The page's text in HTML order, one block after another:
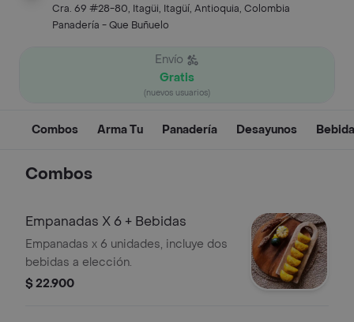
Cra. 69 #28-80, Itagüi, Itagüí, Antioquia, Colombia
Panadería - Que Buñuelo
Envío
Gratis
(nuevos usuarios)
Combos Arma Tu Panadería Desayunos
Combos
Empanadas X 6 + Bebidas
Empanadas x 6 unidades, incluye dos
bebidas a elección.
$ 22.900